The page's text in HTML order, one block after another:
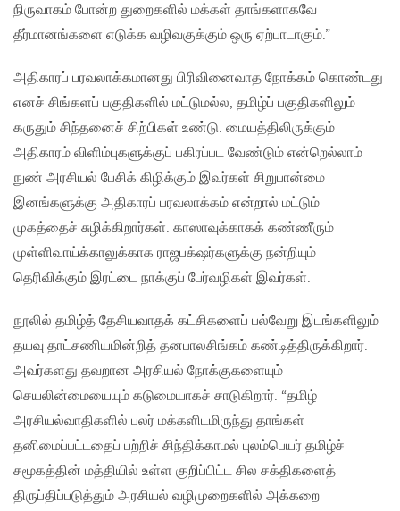
நிருவாகம் போன்ற துறைகளில் மக்கள் தாங்களாகவே
தீர்மானங்களை எடுக்க வழிவகுக்கும் ஒரு ஏற்பாடாகும்.”
அதிகாரப் பரவலாக்கமானது பிரிவினைவாத நோக்கம் கொண்டது
எனச் சிங்களப் பகுதிகளில் மட்டுமல்ல, தமிழ்ப் பகுதிகளிலும்
கருதும் சிந்தனைச் சிற்பிகள் உண்டு. மையத்திலிருக்கும்
அதிகாரம் விளிம்புகளுக்குப் பகிரப்பட வேண்டும் என்றெல்லாம்
நுண் அரசியல் பேசிக் கிழிக்கும் இவர்கள் சிறுபான்மை
இனங்களுக்கு அதிகாரப் பரவலாக்கம் என்றால் மட்டும்
முகத்தைச் சுழிக்கிறார்கள். காஸாவுக்காகக் கண்ணீரும்
முள்ளிவாய்க்காலுக்காக ராஜபக்‌ஷர்களுக்கு நன்றியும்
தெரிவிக்கும் இரட்டை நாக்குப் பேர்வழிகள் இவர்கள்.
நூலில் தமிழ்த் தேசியவாதக் கட்சிகளைப் பல்வேறு இடங்களிலும்
தயவு தாட்சணியமின்றித் தனபாலசிங்கம் கண்டித்திருக்கிறார்.
அவர்களது தவறான அரசியல் நோக்குகளையும்
செயலின்மையையும் கடுமையாகச் சாடுகிறார். “தமிழ்
அரசியல்வாதிகளில் பலர் மக்களிடமிருந்து தாங்கள்
தனிமைப்பட்டதைப் பற்றிச் சிந்திக்காமல் புலம்பெயர் தமிழ்ச்
சமூகத்தின் மத்தியில் உள்ள குறிப்பிட்ட சில சக்திகளைத்
திருப்திப்படுத்தும் அரசியல் வழிமுறைகளில் அக்கறை